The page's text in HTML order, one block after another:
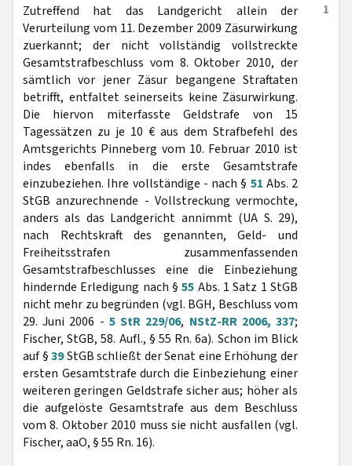
1
Zutreffend hat das Landgericht allein der
Verurteilung vom 11. Dezember 2009 Zäsurwirkung
zuerkannt; der nicht vollständig vollstreckte
Gesamtstrafbeschluss vom 8. Oktober 2010, der
sämtlich vor jener Zäsur begangene Straftaten
betrifft, entfaltet seinerseits keine Zäsurwirkung.
Die hiervon miterfasste Geldstrafe von 15
Tagessätzen zu je 10 € aus dem Strafbefehl des
Amtsgerichts Pinneberg vom 10. Februar 2010 ist
indes ebenfalls in die erste Gesamtstrafe
einzubeziehen. Ihre vollständige - nach § 51 Abs. 2
StGB anzurechnende - Vollstreckung vermochte,
anders als das Landgericht annimmt (UA S. 29),
nach Rechtskraft des genannten, Geld- und
Freiheitsstrafen zusammenfassenden
Gesamtstrafbeschlusses eine die Einbeziehung
hindernde Erledigung nach §55 Abs. 1 Satz 1 StGB
nicht mehr zu begründen (vgl. BGH, Beschluss vom
29. Juni 2006 - 5 StR 229/06, NStZ-RR 2006, 337;
Fischer, StGB, 58. Aufl., § 55 Rn. 6a). Schon im Blick
auf §39StGB schließt der Senat eine Erhöhung der
ersten Gesamtstrafe durch die Einbeziehung einer
weiteren geringen Geldstrafe sicher aus; höher als
die aufgelöste Gesamtstrafe aus dem Beschluss
vom 8. Oktober 2010 muss sie nicht ausfallen (vgl.
Fischer, aaO, § 55 Rn. 16).